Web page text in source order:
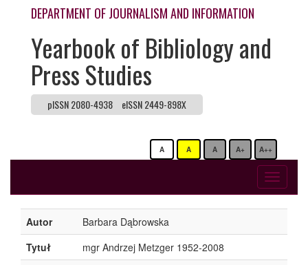
DEPARTMENT OF JOURNALISM AND INFORMATION
Yearbook of Bibliology and
Press Studies
pISSN 2080-4938 eISSN 2449-898X
A A A A+ A++
Toggle
Autor
Barbara Dąbrowska
Tytuł
mgr Andrzej Metzger 1952-2008